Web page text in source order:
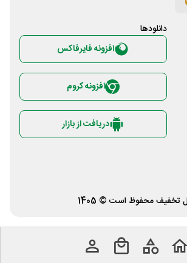
دانلود‌ها
افزونه فایرفاکس
افزونه کروم
دریافت از بازار
تخفیفمحفوظ است © 1405